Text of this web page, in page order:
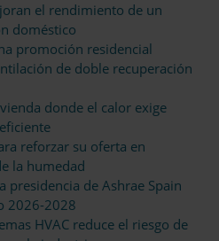
el rendimiento de un
doméstico
promoción residencial
de doble recuperación
donde el calor exige
reforzar su oferta en
la humedad
presidencia de Ashrae Spain
2026-2028
HVAC reduce el riesgo de